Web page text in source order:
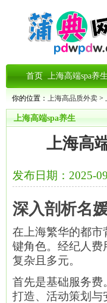
首页 上海高端spa养生
你的位置： 上海高品质外卖 >
上海高端spa养生
上海高
发布日期：2025-
深入剖析名
在上海繁华的都市
键角色。经纪人费
复杂且多元。
首先是基础服务费
打造、活动策划与